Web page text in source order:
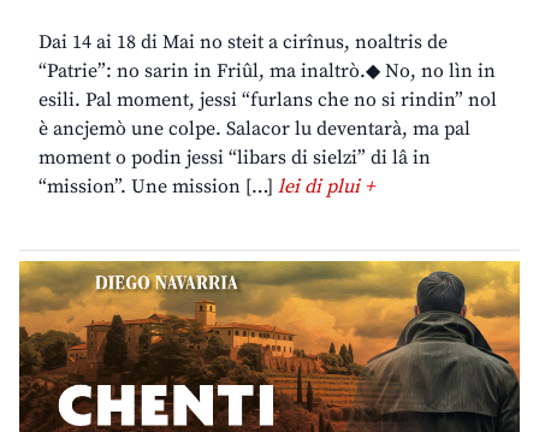
Dai 14 ai 18 di Mai no steit a cirînus, noaltris de
“Patrie”: no sarin in Friûl, ma inaltrò.◆ No, no lìn in
esili. Pal moment, jessi “furlans che no si rindin” nol
è ancjemò une colpe. Salacor lu deventarà, ma pal
moment o podin jessi “libars di sielzi” di lâ in
“mission”. Une mission […] lei di plui +